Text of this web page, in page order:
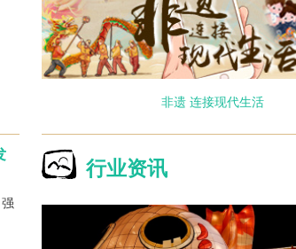
非遗 连接现代生活
行业资讯